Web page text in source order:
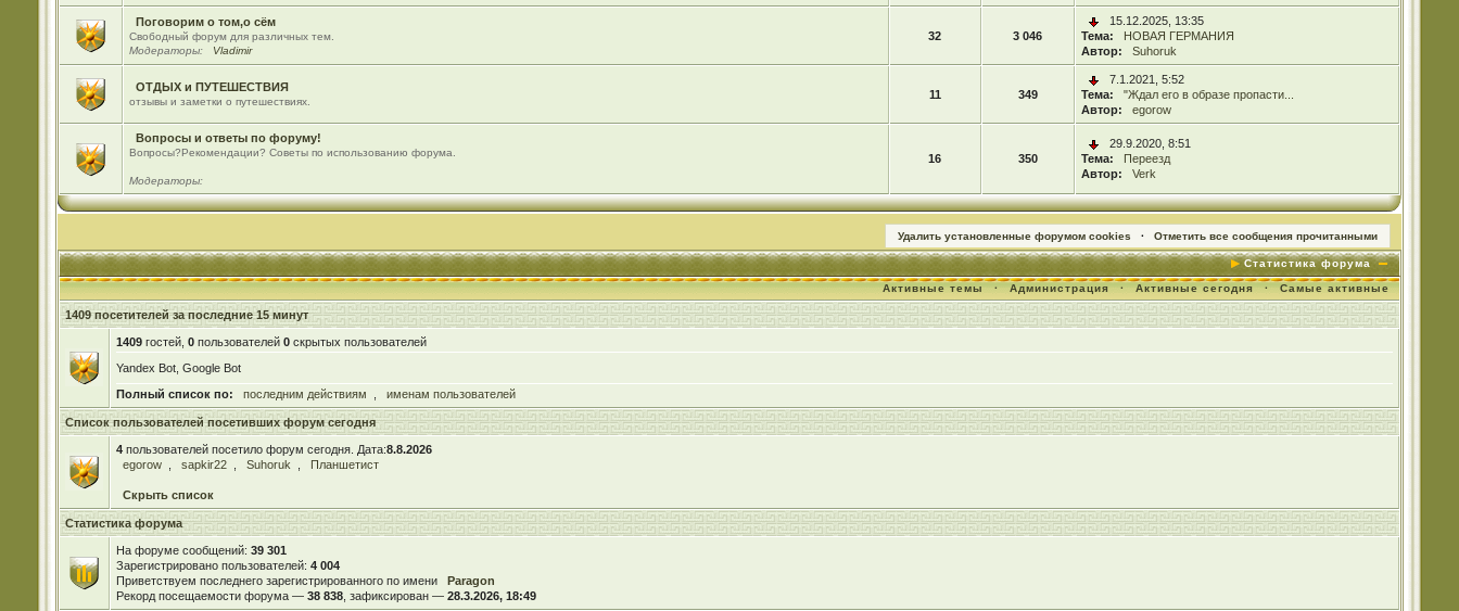
Поговорим о том,о сём
Свободный форум для различных тем.
Модераторы:
Vladimir
32 3 046
15.12.2025, 13:35
Тема:
НОВАЯ ГЕРМАНИЯ
Автор:
Suhoruk
ОТДЫХ и ПУТЕШЕСТВИЯ
отзывы и заметки о путешествиях.
11 349
7.1.2021, 5:52
Тема:
"Ждал его в образе пропасти...
Автор:
egorow
Вопросы и ответы по форуму!
Вопросы?Рекомендации? Советы по использованию форума.
Модераторы:
16 350
29.9.2020, 8:51
Тема:
Переезд
Автор:
Verk
Удалить установленные форумом cookies · Отметить все сообщения прочитанными
Статистика форума
Активные темы · Администрация · Активные сегодня · Самые активные
1409 посетителей за последние 15 минут
1409гостей, 0пользователей 0скрытых пользователей
Yandex Bot, Google Bot
Полный список по:
последним действиям именам пользователей
Список пользователей посетивших форум сегодня
4пользователей посетило форум сегодня. Дата:8.8.2026
egorow
sapkir22 Suhoruk Планшетист
Скрыть список
Статистика форума
На форуме сообщений: 39 301
Зарегистрировано пользователей: 4 004
Приветствуем последнего зарегистрированного по имени
Paragon
Рекорд посещаемости форума — 38 838, зафиксирован — 28.3.2026, 18:49